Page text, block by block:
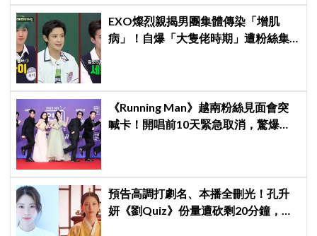
EXO燦烈親揭男團集體傳染「增肌
病」！自爆「大隻佬時期」遭粉絲集
《Running Man》越南粉絲見面會突
喊卡！開唱前10天緊急取消，驚爆
預告高調打劇名、本播全刪光！孔升
妍《劉Quiz》份量遭砍剩20分鐘，